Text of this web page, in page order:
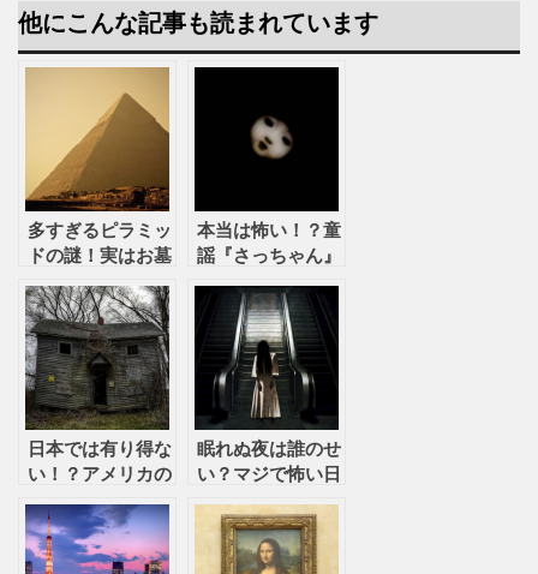
他にこんな記事も読まれています
多すぎるピラミッ
ドの謎！実はお墓
やって建てた？
本当は怖い！？童
謡『さっちゃん』
た！？
日本では有り得な
い！？アメリカの
眠れぬ夜は誰のせ
い？マジで怖い日